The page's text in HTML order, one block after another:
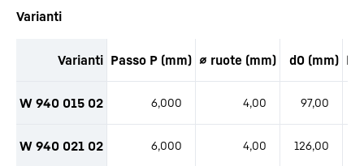
Varianti
Varianti Passo P (mm) ⌀ ruote (mm) d0 (mm)
W 940 015 02 6,000 4,00 97,00
W 940 021 02 6,000 4,00 126,00